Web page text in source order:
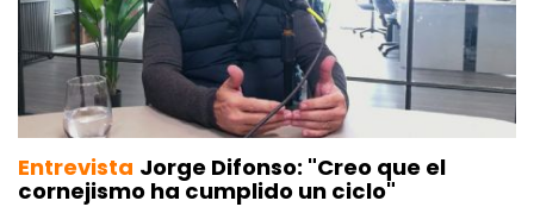
Entrevista Jorge Difonso: "Creo que el
cornejismo ha cumplido un ciclo"